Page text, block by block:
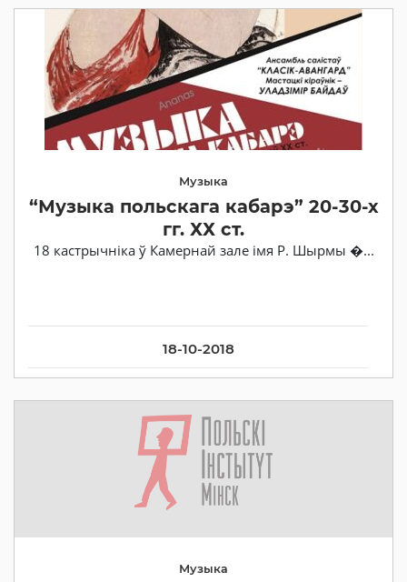
18-10-2018
Музыка
“Музыка польскага кабарэ” 20-30-х
гг. ХХ ст.
18 кастрычніка ў Камернай зале імя Р. Шырмы �...
Музыка